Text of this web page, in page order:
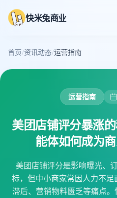
快米兔商业
首页/资讯动态/运营指南
运营指南
美团店铺评分暴涨
能体如何成为
美团店铺评分是影响曝光、
标，但中小商家常因人力不
滞后、营销物料匮乏等痛点